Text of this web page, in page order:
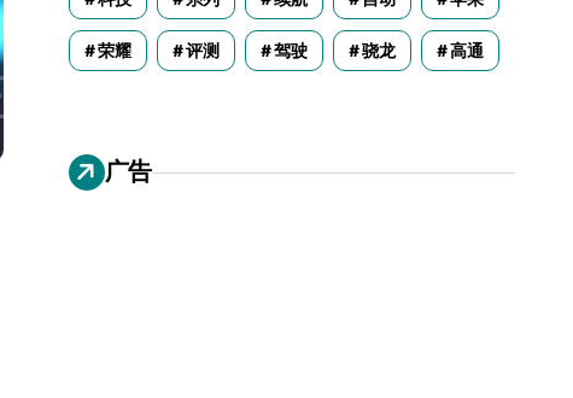
荣耀 评测 驾驶 骁龙 高通
广告